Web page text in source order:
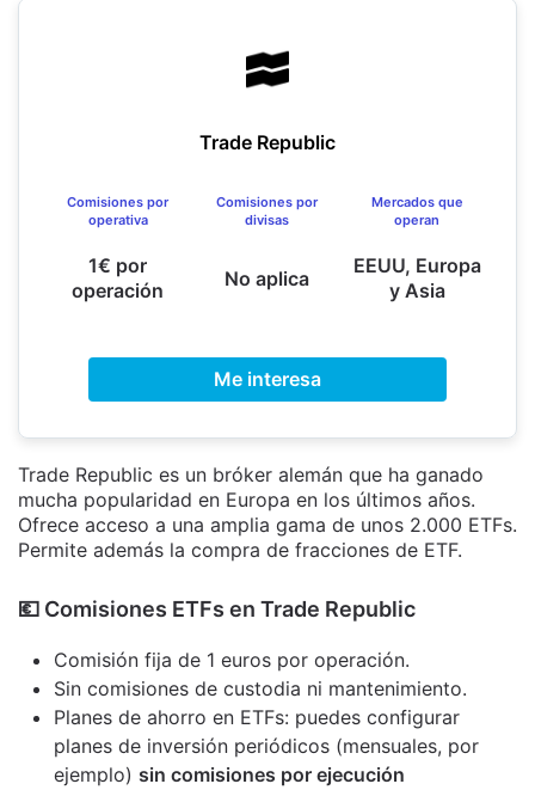
Trade Republic
Comisiones por
operativa
1€ por
operación
Comisiones por
divisas
No aplica
Mercados que
operan
EEUU, Europa
y Asia
Me interesa
Trade Republic es un bróker alemán que ha ganado
mucha popularidad en Europa en los últimos años.
Ofrece acceso a una amplia gama de unos 2.000 ETFs.
Permite además la compra de fracciones de ETF.
​💶​ Comisiones ETFs en Trade Republic
Comisión fija de 1 euros por operación.
Sin comisiones de custodia ni mantenimiento.
Planes de ahorro en ETFs: puedes configurar
planes de inversión periódicos (mensuales, por
ejemplo) sin comisiones por ejecución